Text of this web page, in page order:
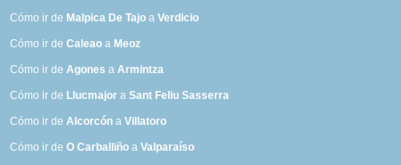
Cómo ir de Malpica De Tajo aVerdicio
Cómo ir deCaleao a Meoz
Cómo ir deAgones aArmintza
Cómo ir de Llucmajor aSant Feliu Sasserra
Cómo ir deAlcorcón aVillatoro
Cómo ir deO Carballiño aValparaíso